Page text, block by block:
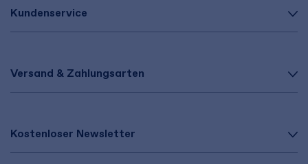
Kundenservice
Versand & Zahlungsarten
Kostenloser Newsletter